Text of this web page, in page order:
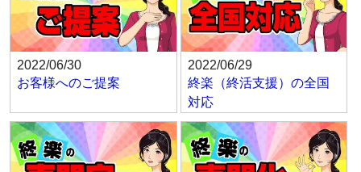
2022/06/30
お客様へのご提案
2022/06/29
終楽（終活支援）の全国
対応